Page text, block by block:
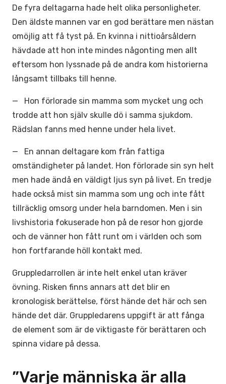
De fyra deltagarna hade helt olika personligheter.
Den äldste mannen var en god berättare men nästan
omöjlig att få tyst på. En kvinna i nittioårsåldern
hävdade att hon inte mindes någonting men allt
eftersom hon lyssnade på de andra kom historierna
långsamt tillbaks till henne.
— Hon förlorade sin mamma som mycket ung och
trodde att hon själv skulle dö i samma sjukdom.
Rädslan fanns med henne under hela livet.
— En annan deltagare kom från fattiga
omständigheter på landet. Hon förlorade sin syn helt
men hade ändå en väldigt ljus syn på livet. En tredje
hade också mist sin mamma som ung och inte fått
tillräcklig omsorg under hela barndomen. Men i sin
livshistoria fokuserade hon på de resor hon gjorde
och de vänner hon fått runt om i världen och som
hon fortfarande höll kontakt med.
Gruppledarrollen är inte helt enkel utan kräver
övning. Risken finns annars att det blir en
kronologisk berättelse, först hände det här och sen
hände det där. Gruppledarens uppgift är att fånga
de element som är de viktigaste för berättaren och
spinna vidare på dessa.
”Varje människa är alla